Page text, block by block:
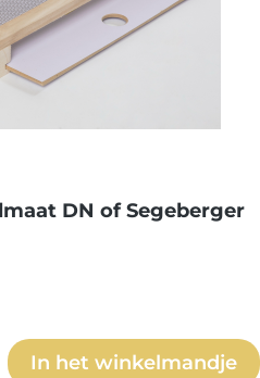
DN of Segeberger
Voer de
In het winkelmandje